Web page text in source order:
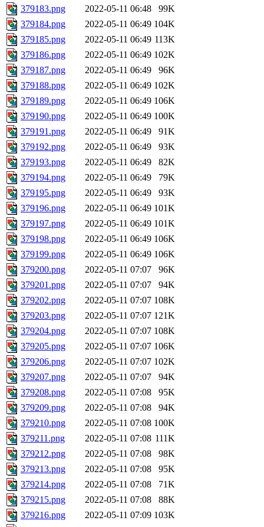
379183.png
2022-05-11 06:48
99K
379184.png
2022-05-11 06:49 104K
379185.png
2022-05-11 06:49 113K
379186.png
2022-05-11 06:49 102K
379187.png
2022-05-11 06:49
96K
379188.png
2022-05-11 06:49 102K
379189.png
2022-05-11 06:49 106K
379190.png
2022-05-11 06:49 100K
379191.png
2022-05-11 06:49
91K
379192.png
2022-05-11 06:49
93K
379193.png
2022-05-11 06:49
82K
379194.png
2022-05-11 06:49
79K
379195.png
2022-05-11 06:49
93K
379196.png
2022-05-11 06:49 101K
379197.png
2022-05-11 06:49 101K
379198.png
2022-05-11 06:49 106K
379199.png
2022-05-11 06:49 106K
379200.png
2022-05-11 07:07
96K
379201.png
2022-05-11 07:07
94K
379202.png
2022-05-11 07:07 108K
379203.png
2022-05-11 07:07 121K
379204.png
2022-05-11 07:07 108K
379205.png
2022-05-11 07:07 106K
379206.png
2022-05-11 07:07 102K
379207.png
2022-05-11 07:07
94K
379208.png
2022-05-11 07:08
95K
379209.png
2022-05-11 07:08
94K
379210.png
2022-05-11 07:08 100K
379211.png
2022-05-11 07:08 111K
379212.png
2022-05-11 07:08
98K
379213.png
2022-05-11 07:08
95K
379214.png
2022-05-11 07:08
71K
379215.png
2022-05-11 07:08
88K
379216.png
2022-05-11 07:09 103K